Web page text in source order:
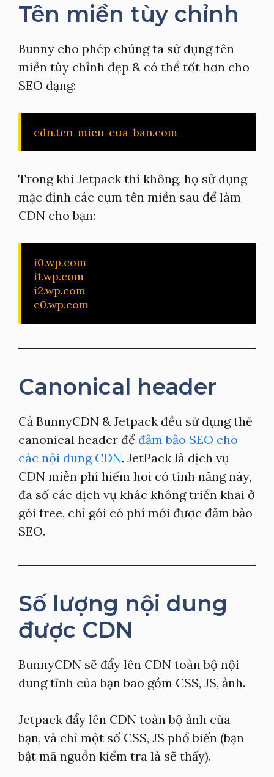
Tên miền tùy chỉnh
Bunny cho phép chúng ta sử dụng tên
miền tùy chỉnh đẹp & có thể tốt hơn cho
SEO dạng:
cdn.ten-mien-cua-ban.com
Trong khi Jetpack thì không, họ sử dụng
mặc định các cụm tên miền sau để làm
CDN cho bạn:
i0.wp.com
i1.wp.com
i2.wp.com
c0.wp.com
Canonical header
Cả BunnyCDN & Jetpack đều sử dụng thẻ
canonical header để đảm bảo SEO cho
các nội dung CDN. JetPack là dịch vụ
CDN miễn phí hiếm hoi có tính năng này,
đa số các dịch vụ khác không triển khai ở
gói free, chỉ gói có phí mới được đảm bảo
SEO.
Số lượng nội dung
được CDN
BunnyCDN sẽ đẩy lên CDN toàn bộ nội
dung tĩnh của bạn bao gồm CSS, JS, ảnh.
Jetpack đẩy lên CDN toàn bộ ảnh của
bạn, và chỉ một số CSS, JS phổ biến (bạn
bật mã nguồn kiểm tra là sẽ thấy).